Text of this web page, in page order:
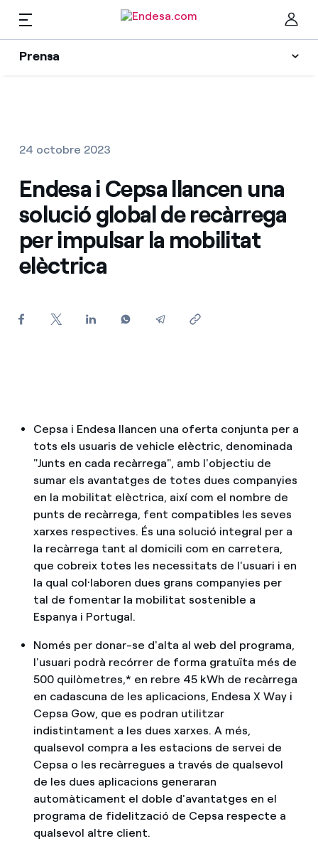
Prensa
Premsa
Troba la tarifa que més et convé
Compara les nostres tarifes d’empresa i estalvia
altre
Ofertes per a autònoms i Pymes
Gestiones diverses comunitats de propietaris?
Recursos
Col·leccions
Contactes premsa
CA
24 octobre 2023
Endesa i Cepsa llancen una
solució global de recàrrega
per impulsar la mobilitat
elèctrica
Cepsa i Endesa llancen una oferta conjunta per a
tots els usuaris de vehicle elèctric, denominada
"Junts en cada recàrrega", amb l'objectiu de
sumar els avantatges de totes dues companyies
en la mobilitat elèctrica, així com el nombre de
punts de recàrrega, fent compatibles les seves
xarxes respectives. És una solució integral per a
la recàrrega tant al domicili com en carretera,
que cobreix totes les necessitats de l'usuari i en
la qual col·laboren dues grans companyies per
tal de fomentar la mobilitat sostenible a
Espanya i Portugal.
Només per donar-se d'alta al web del programa,
l'usuari podrà recórrer de forma gratuïta més de
500 quilòmetres,* en rebre 45 kWh de recàrrega
en cadascuna de les aplicacions, Endesa X Way i
Cepsa Gow, que es podran utilitzar
indistintament a les dues xarxes. A més,
qualsevol compra a les estacions de servei de
Cepsa o les recàrregues a través de qualsevol
de les dues aplicacions generaran
automàticament el doble d'avantatges en el
programa de fidelització de Cepsa respecte a
qualsevol altre client.